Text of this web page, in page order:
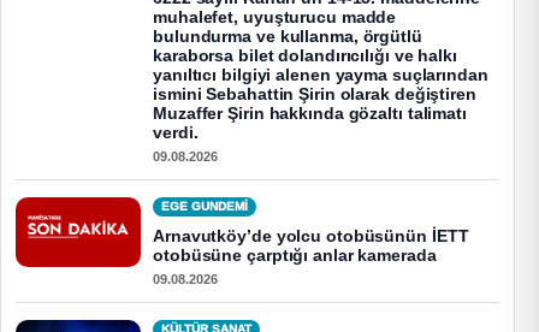
muhalefet, uyuşturucu madde
bulundurma ve kullanma, örgütlü
karaborsa bilet dolandırıcılığı ve halkı
yanıltıcı bilgiyi alenen yayma suçlarından
ismini Sebahattin Şirin olarak değiştiren
Muzaffer Şirin hakkında gözaltı talimatı
verdi.
09.08.2026
EGE GUNDEMİ
Arnavutköy’de yolcu otobüsünün İETT
otobüsüne çarptığı anlar kamerada
09.08.2026
KÜLTÜR SANAT